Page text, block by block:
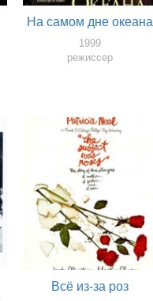
На самом дне океана
1999
режиссер
Всё из-за роз